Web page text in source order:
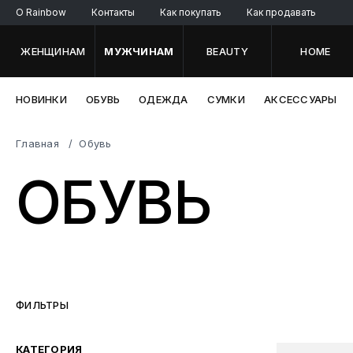
O Rainbow Контакты Как покупать Как продавать
ЖЕНЩИНАМ МУЖЧИНАМ BEAUTY HOME
НОВИНКИ ОБУВЬ ОДЕЖДА СУМКИ АКСЕССУАРЫ
Главная Обувь
ОБУВЬ
ФИЛЬТРЫ
КАТЕГОРИЯ